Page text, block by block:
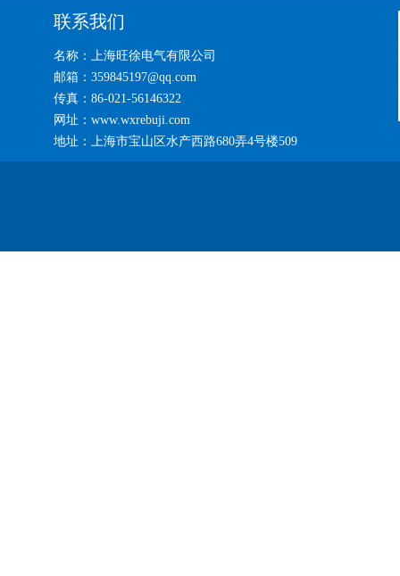
联系我们
名称：上海旺徐电气有限公司
邮箱：359845197@qq.com
传真：86-021-56146322
网址：www.wxrebuji.com
地址：上海市宝山区水产西路680弄4号楼509